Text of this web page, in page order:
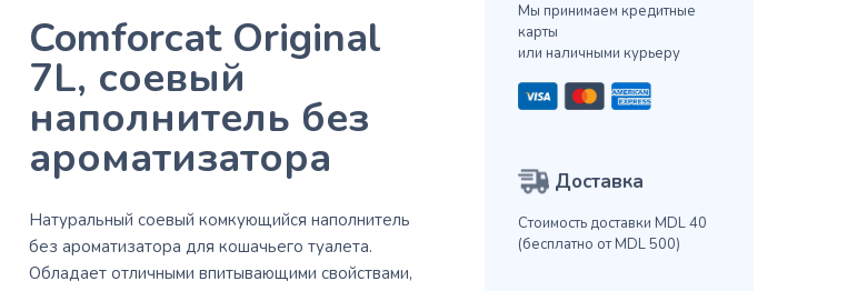
Comforcat Original
7L, соевый
наполнитель без
ароматизатора
Натуральный соевый комкующийся наполнитель
без ароматизатора для кошачьего туалета.
Обладает отличными впитывающими свойствами,
Мы принимаем кредитные
карты
или наличными курьеру
Доставка
Стоимость доставки MDL 40
(бесплатно от MDL 500)